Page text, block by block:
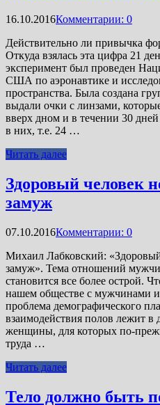
16.10.2016Комментарии: 0
Действительно ли привычка
Откуда взялась эта цифра 21
эксперимент был проведен
США по аэронавтике и
пространства. Была создана
выдали очки с линзами,
вверх дном и в течении 30
в них, т.е. 24 …
Читать далее
Здоровый человек
замуж
07.10.2016Комментарии: 0
Михаил Лабковский:
замуж». Тема отношений
становится все более острой.
нашем обществе с мужчинами
проблема демографического
взаимодействия полов лежит в
женщины, для которых по-
труда …
Читать далее
Тело должно быть